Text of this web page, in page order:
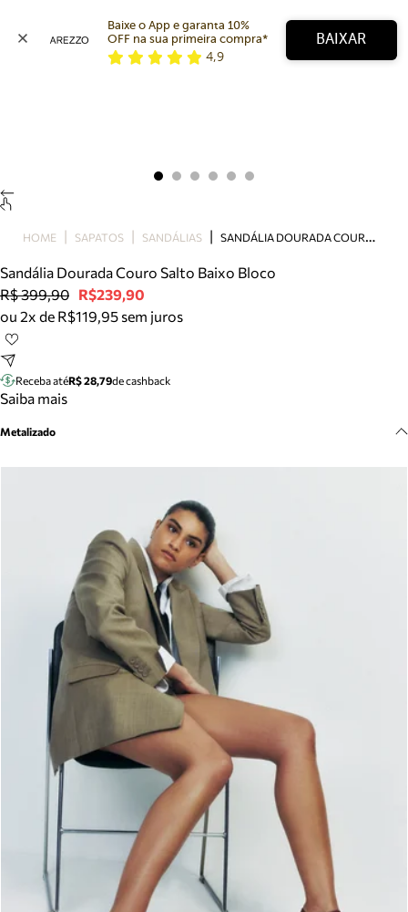
Bolsa
Tamanco
Tênis
Mule
Tire dúvidas sobre pedidos, devoluções e mais.
Acompanhe seus pedidos e solicite devoluções.
Baixe o App e garanta 10%
OFF na sua primeira compra*
4,9
BAIXAR
HOME SAPATOS SANDÁLIAS S
ANDÁLIA DOURADA COURO SALTO BAIXO BLOCO
Sandália Dourada Couro Salto Baixo Bloco
R$ 399,90 R$239,90
ou 2x de R$119,95 sem juros
Receba atéR$ 28,79de cashback
Saiba mais
Metalizado